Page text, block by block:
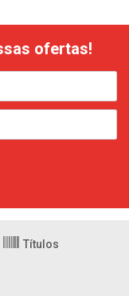
ofertas!
Títulos